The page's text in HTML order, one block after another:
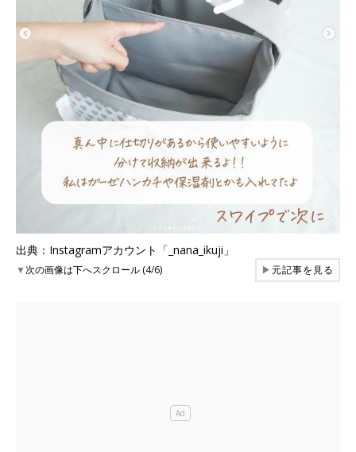
出典：Instagramアカウント「_nana_ikuji」
▼次の画像は下へスクロール (4/6) ▶元記事を見る